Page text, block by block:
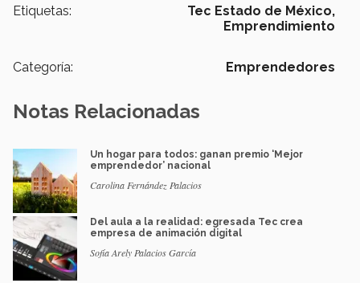
Etiquetas:
Tec Estado de México,
Emprendimiento
Categoría: Emprendedores
Notas Relacionadas
Un hogar para todos: ganan premio ‘Mejor
emprendedor’ nacional
Carolina Fernández Palacios
Del aula a la realidad: egresada Tec crea
empresa de animación digital
Sofía Arely Palacios García